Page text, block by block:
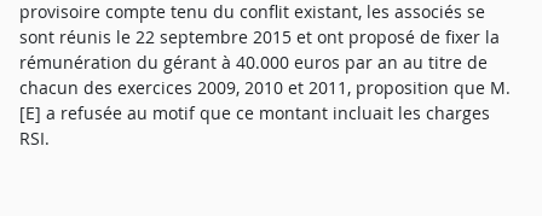
provisoire compte tenu du conflit existant, les associés se
sont réunis le 22 septembre 2015 et ont proposé de fixer la
rémunération du gérant à 40.000 euros par an au titre de
chacun des exercices 2009, 2010 et 2011, proposition que M.
[E] a refusée au motif que ce montant incluait les charges
RSI.